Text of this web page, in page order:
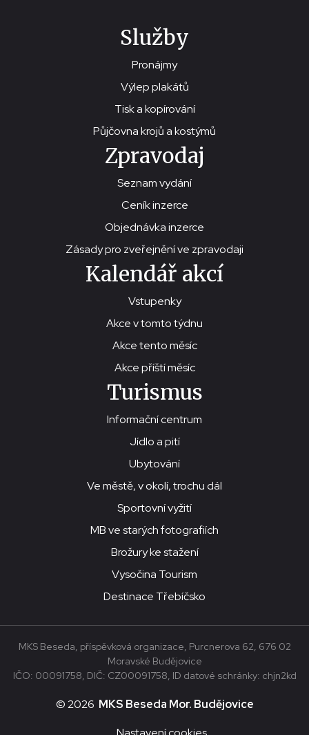
Služby
Pronájmy
Výlep plakátů
Tisk a kopírování
Půjčovna krojů a kostýmů
Zpravodaj
Seznam vydání
Ceník inzerce
Objednávka inzerce
Zásady pro zveřejnění ve zpravodaji
Kalendář akcí
Vstupenky
Akce v tomto týdnu
Akce tento měsíc
Akce příští měsíc
Turismus
Informační centrum
Jídlo a pití
Ubytování
Ve městě, v okolí, trochu dál
Sportovní vyžití
MB ve starých fotografiích
Brožury ke stažení
Vysočina Tourism
Destinace Třebíčsko
© 2026 MKS Beseda Mor. Budějovice
MKS Beseda, příspěvková organizace, Purcnerova 62, 676 02
Moravské Budějovice
IČO: 00091758, DIČ: CZ00091758, ID datové schránky: chjn2kd